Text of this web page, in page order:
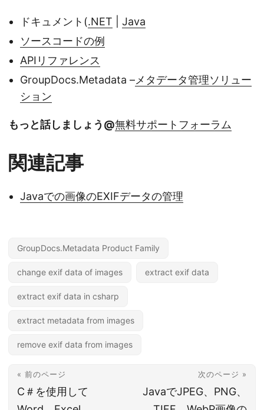
ドキュメント(.NET
Java
ソースコードの例
APIリファレンス
GroupDocs.Metadata –メタデータ管理ソリュー
ション
もっと話しましょう@無料サポートフォーラム
関連記事
Javaでの画像のEXIFデータの管理
GroupDocs.Metadata Product Family
change exif data of images extract exif data
extract exif data in csharp
extract metadata from images
remove exif data from images
« 前のページ
C＃を使用して
次のページ »
JavaでJPEG、PNG、